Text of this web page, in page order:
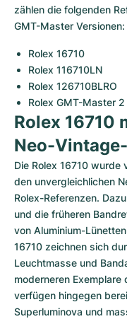
zählen die folgenden
GMT-Master Versionen:
Rolex 16710
Rolex 116710LN
Rolex 126710BLRO
Rolex GMT-Master
Rolex 16710
Neo-
Die Rolex 16710
den unvergleichlichen
Rolex-Referenzen.
und die früheren
von Aluminium-
16710 zeichnen sich
Leuchtmasse und
moderneren
verfügen hingegen
Superluminova und